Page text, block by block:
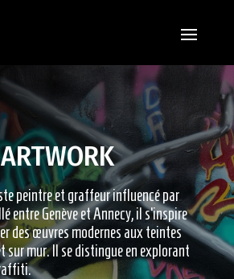
peintre et graffeur influencé par
entre Genève et Annecy, il s’inspire
des œuvres modernes aux teintes
sur mur. Il se distingue en explorant